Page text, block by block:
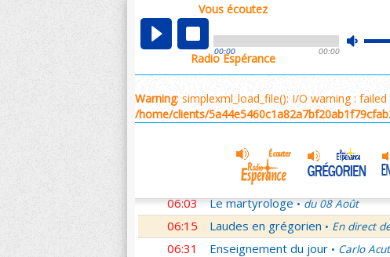
Vous écoutez
mute
00:00 00:00
Radio Espérance
Warning: simplexml_load_file(): I/O warning :
/home/clients/
00:02
01:00 Hymne acathiste à la Mère de
01:48 Méditation en Eglise
03:01 Nouveau Testament • Lettres aux
A l'écoute de Pierre • Message
Rencontre • Père Pierre Le
06:03 Le martyrologe • du 08 Août
06:15 Laudes en grégorien • En direct
06:31 Enseignement du jour • Carlo